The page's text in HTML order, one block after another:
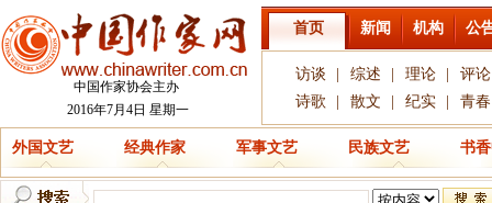
中国作家协会主办
2016年7月4日 星期一
首页 新闻 机构 公
访谈 综述 理论
评论
诗歌
散文 纪实 青春
外国文艺 经典作家 军事文艺 民族文艺 书